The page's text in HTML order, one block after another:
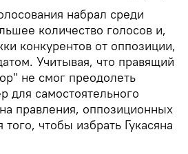
набрал среди
количество голосов и,
конкурентов от оппозиции,
Учитывая, что правящий
не смог преодолеть
для самостоятельного
правления, оппозиционных
того, чтобы избрать Гукасяна